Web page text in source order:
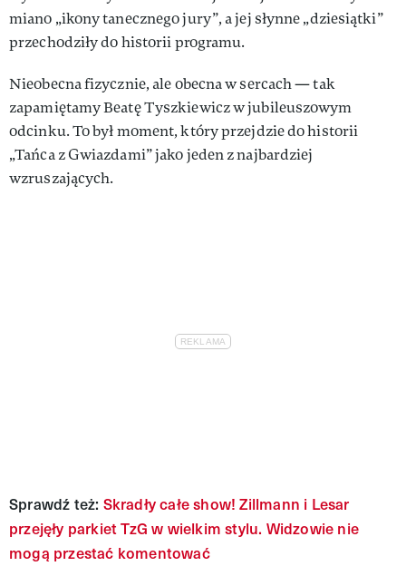
miano „ikony tanecznego jury”, a jej słynne „dziesiątki”
przechodziły do historii programu.
Nieobecna fizycznie, ale obecna w sercach — tak
zapamiętamy Beatę Tyszkiewicz w jubileuszowym
odcinku. To był moment, który przejdzie do historii
„Tańca z Gwiazdami” jako jeden z najbardziej
wzruszających.
Sprawdź też: Skradły całe show! Zillmann i Lesar
przejęły parkiet TzG w wielkim stylu. Widzowie nie
mogą przestać komentować